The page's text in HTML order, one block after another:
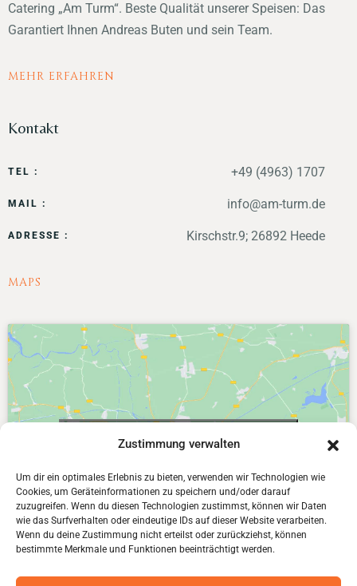
Zustimmung verwalten
Um dir ein optimales Erlebnis zu bieten, verwenden wir Technologien wie
Cookies, um Geräteinformationen zu speichern und/oder darauf
zuzugreifen. Wenn du diesen Technologien zustimmst, können wir Daten
wie das Surfverhalten oder eindeutige IDs auf dieser Website verarbeiten.
Wenn du deine Zustimmung nicht erteilst oder zurückziehst, können
bestimmte Merkmale und Funktionen beeinträchtigt werden.
Catering „Am Turm“. Beste Qualität unserer Speisen: Das
Garantiert Ihnen Andreas Buten und sein Team.
MEHR ERFAHREN
Kontakt
TEL : +49 (4963) 1707
MAIL : info@am-turm.de
ADRESSE : Kirschstr.9; 26892 Heede
MAPS
Klicke hier, um Marketing-Cookies zu